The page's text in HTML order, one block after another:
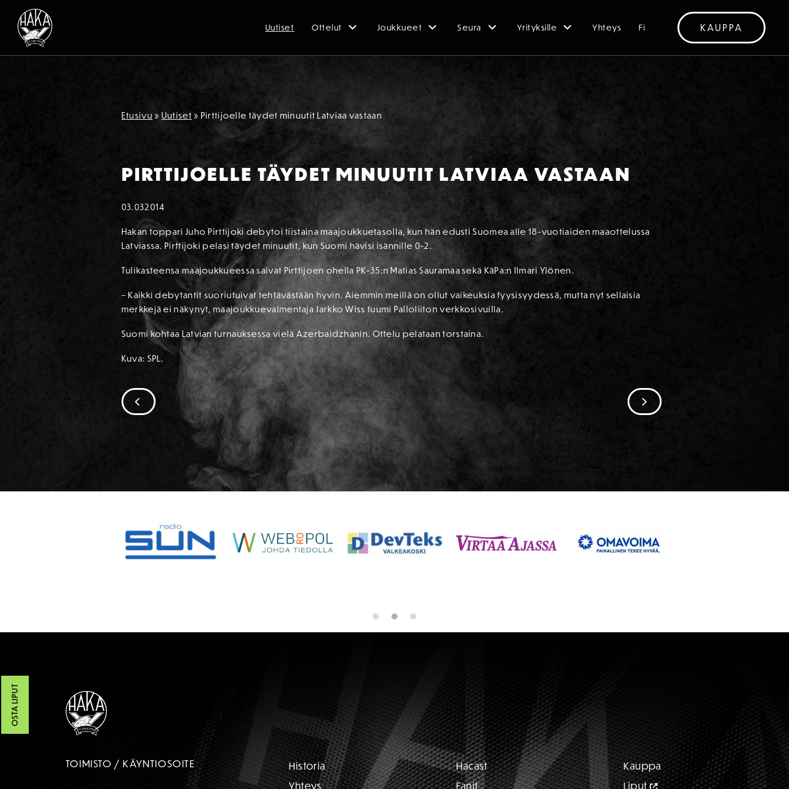
Siirry sisältöön
Uutiset Ottelut Joukkueet Seura Yrityksille Yhteys Fi KAUPPA
Etusivu » Uutiset » Pirttijoelle täydet minuutit Latviaa vastaan
PIRTTIJOELLE TÄYDET MINUUTIT LATVIAA VASTAAN
03.032014
Hakan toppari Juho Pirttijoki debytoi tiistaina maajoukkuetasolla, kun hän edusti Suomea alle 18-vuotiaiden maaottelussa
Latviassa. Pirttijoki pelasi täydet minuutit, kun Suomi hävisi isännille 0-2.
Tulikasteensa maajoukkueessa saivat Pirttijoen ohella PK-35:n Matias Sauramaa sekä KäPa:n Ilmari Ylönen.
– Kaikki debytantit suoriutuivat tehtävästään hyvin. Aiemmin meillä on ollut vaikeuksia fyysisyydessä, mutta nyt sellaisia
merkkejä ei näkynyt, maajoukkuevalmentaja Jarkko Wiss tuumi Palloliiton verkkosivuilla.
Suomi kohtaa Latvian turnauksessa vielä Azerbaidzhanin. Ottelu pelataan torstaina.
Kuva: SPL.
SIIRRY SEURAAVAAN
SIIRRY EDELLISEEN
OSTA LIPUT
TOIMISTO / KÄYNTIOSOITE
Historia
Yhteys
Hacast
Fanit
Kauppa
Liput